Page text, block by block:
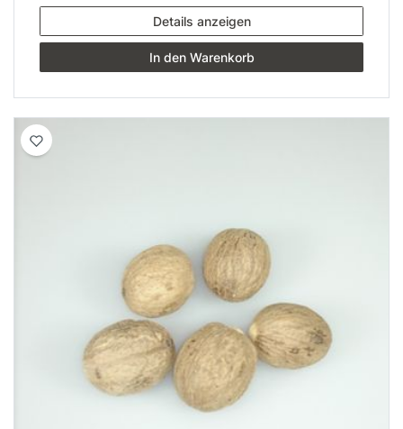
Details anzeigen
In den Warenkorb